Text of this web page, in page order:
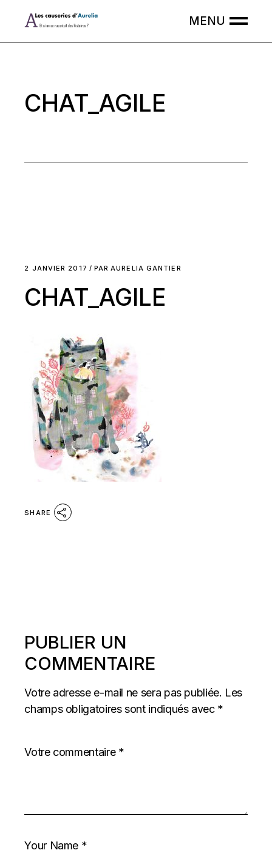
CHAT_AGILE
2 JANVIER 2017 PAR AURELIA GANTIER
CHAT_AGILE
SHARE
PUBLIER UN
COMMENTAIRE
Votre adresse e-mail ne sera pas publiée. Les
champs obligatoires sont indiqués avec *